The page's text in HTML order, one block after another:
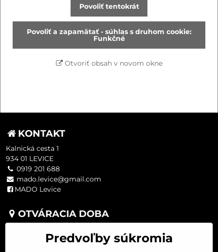
Povoliť tentokrát
Povoliť a zapamätať - súhlas s druhom cookie:
Funkčné
Otvoriť obsah v novom okne
KONTAKT
Kalnická cesta 1
934 01 LEVICE
0919 201 688
mado.levice@gmail.com
MADO Levice
OTVÁRACIA DOBA
UTOROK 8:00-16:00Predvoľby súkromia